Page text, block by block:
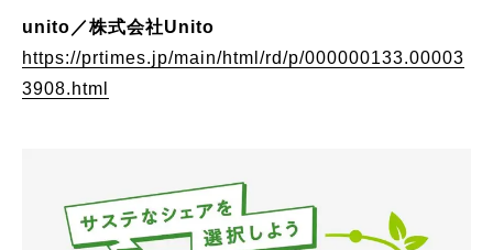
unito／株式会社Unito
https://prtimes.jp/main/html/rd/p/000000133.00003
3908.html